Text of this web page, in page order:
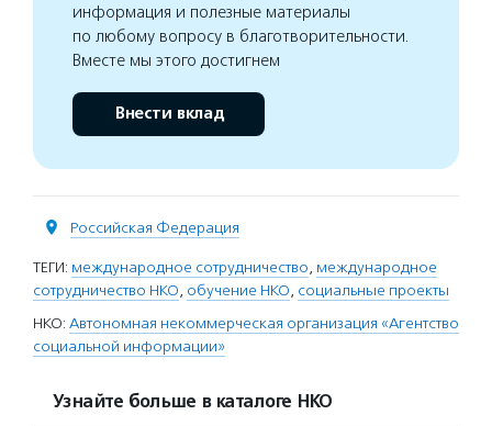
информация и полезные материалы
по любому вопросу в благотворительности.
Вместе мы этого достигнем
Внести вклад
Российская Федерация
ТЕГИ: международное сотрудничество, международное
сотрудничество НКО, обучение НКО, социальные проекты
НКО: Автономная некоммерческая организация «Агентство
социальной информации»
Узнайте больше в каталоге НКО